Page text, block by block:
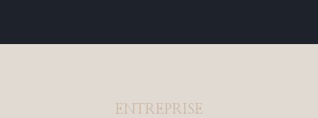
ENTREPRISE